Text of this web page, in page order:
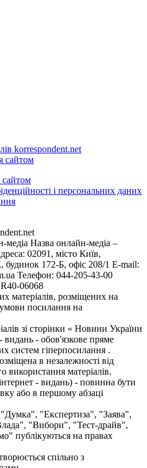
korrespondent.net
сайтом
сайтом
і персональних даних
медіа Назва онлайн-медіа –
02091, місто Київ,
172-Б, офіс 208/1 E-mail:
Телефон: 044-205-43-00
R40-06068
матеріалів, розміщених на
умови посилання на
зі сторінки « Новини України
- видань - обов'язкове пряме
систем гіперпосилання .
в незалежності від
використання матеріалів.
- видань) - повинна бути
або в першому абзаці
"Експертиза", "Заява",
"Вибори", "Тест-драйв",
публікуються на правах
спільно з